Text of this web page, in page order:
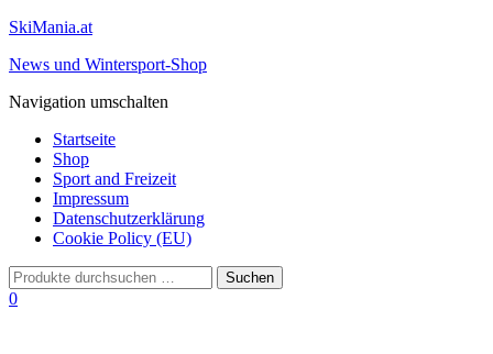
SkiMania.at
News und Wintersport-Shop
Navigation umschalten
Startseite
Shop
Sport and Freizeit
Impressum
Datenschutzerklärung
Cookie Policy (EU)
0